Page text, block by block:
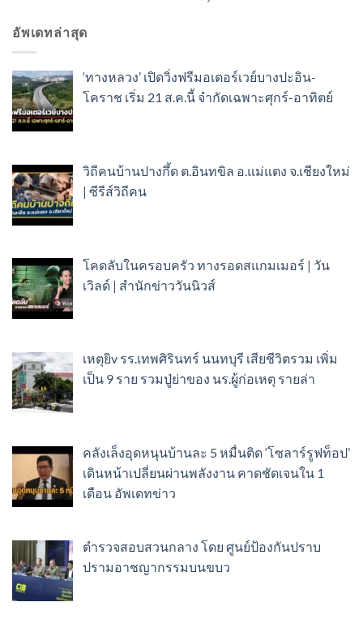
อัพเดทล่าสุด
‘ทางหลวง’ เปิดวิ่งฟรีมอเตอร์เวย์บางปะอิน-
โคราช เริ่ม 21 ส.ค.นี้ จำกัดเฉพาะศุกร์-อาทิตย์
วิถีคนบ้านปางกึ้ด ต.อินทขิล อ.แม่แตง จ.เชียงใหม่
| ซีรีส์วิถีคน
โคดลับในครอบครัว ทางรอดสแกมเมอร์ | วัน
เวิลด์ | สำนักข่าววันนิวส์
เหตุยิv รร.เทพศิรินทร์ นนทบุรี เสียชีวิตรวม เพิ่ม
เป็น 9 ราย รวมปู่ย่าของ นร.ผู้ก่อเหตุ รายล่า
คลังเล็งอุดหนุนบ้านละ 5 หมื่นติด ‘โซลาร์รูฟท็อป’
เดินหน้าเปลี่ยนผ่านพลังงาน คาดชัดเจนใน 1
เดือน อัพเดทข่าว
ตำรวจสอบสวนกลาง โดย ศูนย์ป้องกันปราบ
ปรามอาชญากรรมบนขบว